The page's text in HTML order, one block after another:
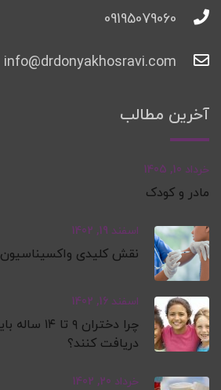
09195079060
info@drdonyakhosravi.com
آخرین مطالب
خرداد 10, 1405
مادر و کودک
اسفند 19, 1402
نقش کلیدی واکسیناسیون HPV در پیشگیری
اسفند 16, 1402
دریافت کنند؟
خرداد 20, 1402